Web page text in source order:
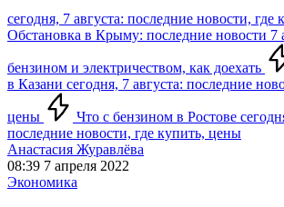
сегодня, 7 августа: последние новости, где
Обстановка в Крыму: последние новости 7
бензином и электричеством, как доехать
в Казани сегодня, 7 августа: последние
цены
Что с бензином в Ростове
последние новости, где купить, цены
Анастасия Журавлёва
08:39 7 апреля 2022
Экономика